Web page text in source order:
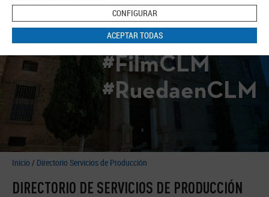
CONFIGURAR
ACEPTAR TODAS
#FilmCLM
#RuedaenCLM
Inicio / Directorio Servicios de Producción
DIRECTORIO DE SERVICIOS DE PRODUCCIÓN